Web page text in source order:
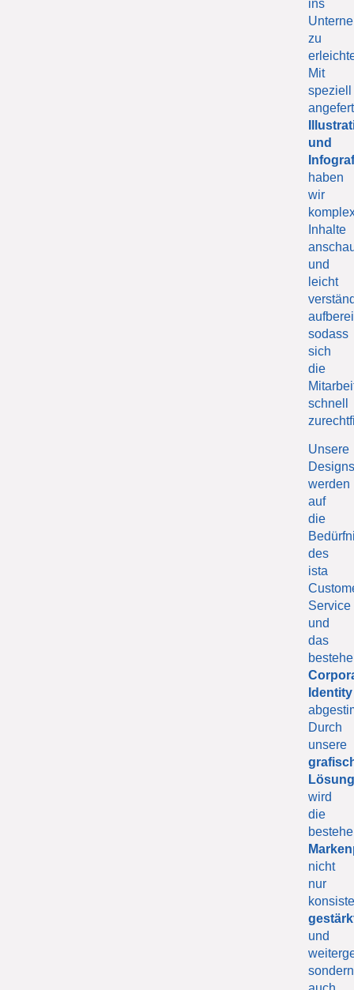
ins
zu
Mit
speziell
und
haben
wir
Inhalte
und
leicht
sodass
sich
die
schnell
Unsere
werden
auf
die
des
ista
Service
und
das
Identity
Durch
unsere
wird
die
nicht
nur
und
sondern